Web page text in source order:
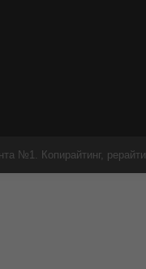
№1. Копирайтинг,